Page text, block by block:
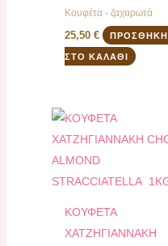
Κουφέτα - ζαχαρωτά
25,50€ ΠΡΟΣΘΉΚΗ
ΣΤΟ ΚΑΛΆΘΙ
ΚΟΥΦΕΤΑ
ΧΑΤΖΗΓΙΑΝΝΑΚΗ